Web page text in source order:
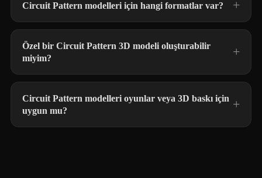
Circuit Pattern modelleri için hangi formatlar var?
Özel bir Circuit Pattern 3D modeli oluşturabilir
miyim?
Circuit Pattern modelleri oyunlar veya 3D baskı için
uygun mu?